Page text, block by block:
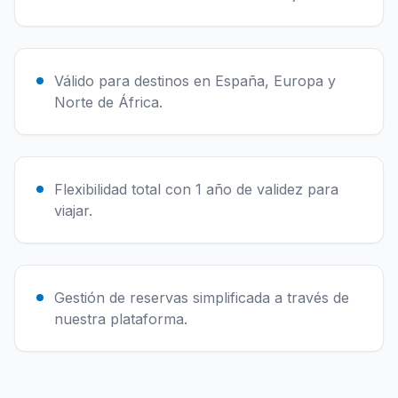
Válido para destinos en España, Europa y
Norte de África.
Flexibilidad total con 1 año de validez para
viajar.
Gestión de reservas simplificada a través de
nuestra plataforma.